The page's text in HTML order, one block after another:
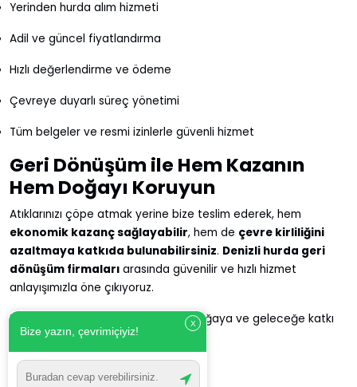
Yerinden hurda alım hizmeti
Adil ve güncel fiyatlandırma
Hızlı değerlendirme ve ödeme
Çevreye duyarlı süreç yönetimi
Tüm belgeler ve resmi izinlerle güvenli hizmet
Geri Dönüşüm ile Hem Kazanın
Hem Doğayı Koruyun
Atıklarınızı çöpe atmak yerine bize teslim ederek, hem
ekonomik kazanç sağlayabilir, hem de çevre kirliliğini
azaltmaya katkıda bulunabilirsiniz. Denizli hurda geri
dönüşüm firmaları arasında güvenilir ve hızlı hizmet
anlayışımızla öne çıkıyoruz.
Denizli Geri Dönüşüm
ile çalışın, doğaya ve geleceğe katkı
sağlayın!
X
Bize yazın, çevrimiçiyiz!